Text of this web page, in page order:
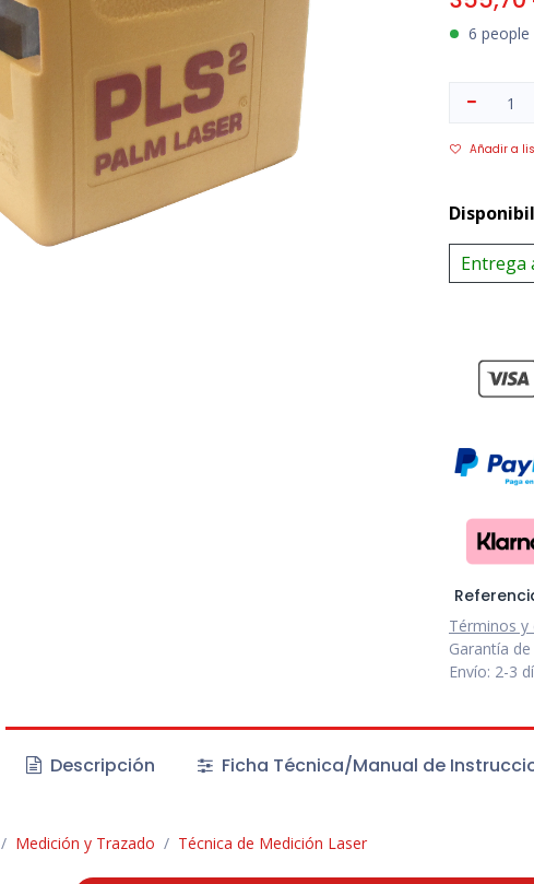
6
Añadir a
Entrega
Términos y
Garantía
Envío: 2-3
Descripción Ficha Técnica/Manual de
Medición y Trazado Técnica de Medición Laser